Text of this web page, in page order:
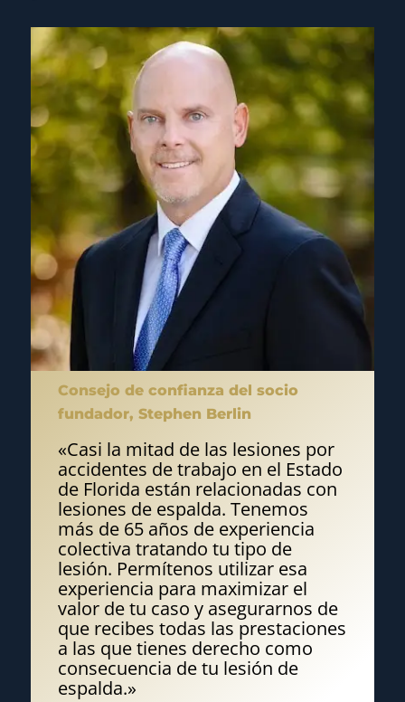
Consejo de confianza del socio
fundador, Stephen Berlin
«Casi la mitad de las lesiones por
accidentes de trabajo en el Estado
de Florida están relacionadas con
lesiones de espalda. Tenemos
más de 65 años de experiencia
colectiva tratando tu tipo de
lesión. Permítenos utilizar esa
experiencia para maximizar el
valor de tu caso y asegurarnos de
que recibes todas las prestaciones
a las que tienes derecho como
consecuencia de tu lesión de
espalda.»